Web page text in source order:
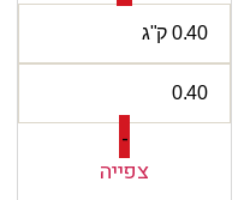
-
צפייה